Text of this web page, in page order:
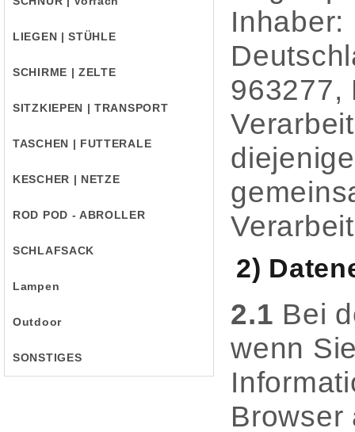
LIEGEN | STÜHLE
SCHIRME | ZELTE
SITZKIEPEN | TRANSPORT
TASCHEN | FUTTERALE
KESCHER | NETZE
ROD POD - ABROLLER
SCHLAFSACK
Lampen
Outdoor
SONSTIGES
Inhaber:
963277,
2)
2.1 Bei
wenn
Browser